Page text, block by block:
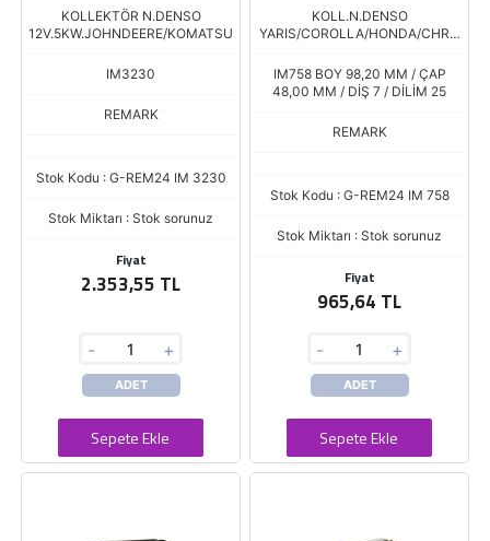
KOLLEKTÖR N.DENSO
12V.5KW.JOHNDEERE/KOMATSU
IM3230
REMARK
Stok Kodu : G-REM24 IM 3230
Stok Miktarı : Stok sorunuz
Fiyat
2.353,55 TL
- +
ADET
Sepete Ekle
KOLL.N.DENSO
YARIS/COROLLA/HONDA/CHRO
IM758 BOY 98,20 MM / ÇAP
48,00 MM / DİŞ 7 / DİLİM 25
REMARK
Stok Kodu : G-REM24 IM 758
Stok Miktarı : Stok sorunuz
Fiyat
965,64 TL
- +
ADET
Sepete Ekle